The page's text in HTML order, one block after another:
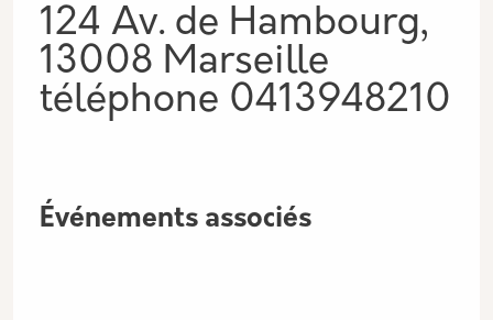
124 Av. de Hambourg,
13008 Marseille
téléphone 0413948210
Événements associés